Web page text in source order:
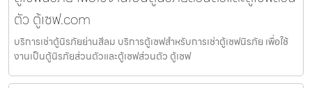
ตัว ตู้เซฟ.com
บริการเช่าตู้นิรภัยย่านสีลม บริการตู้เซฟสำหรับการเช่าตู้เซฟนิรภัย เพื่อใช้
งานเป็นตู้นิรภัยส่วนตัวและตู้เซฟส่วนตัว ตู้เซฟ